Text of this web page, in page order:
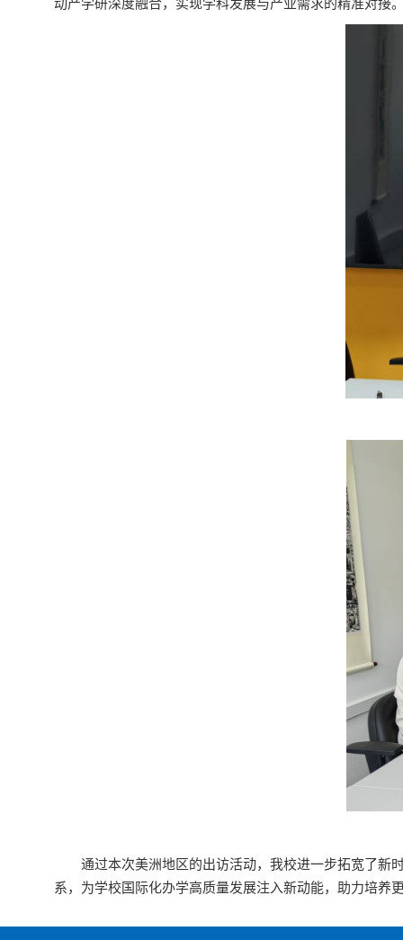
动产学研深度融合，实现学科发展与产业需求的精准对接
通过本次美洲地区的出访活动，我校进一步拓宽了新
系，为学校国际化办学高质量发展注入新动能，助力培养